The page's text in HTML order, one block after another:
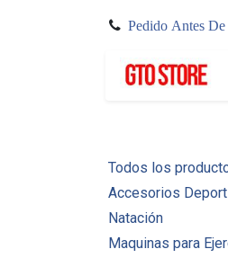
Pedido Antes
Todos los
Accesorios
Natación
Maquinas para